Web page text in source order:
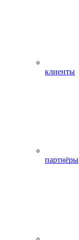
клиенты
партнёры